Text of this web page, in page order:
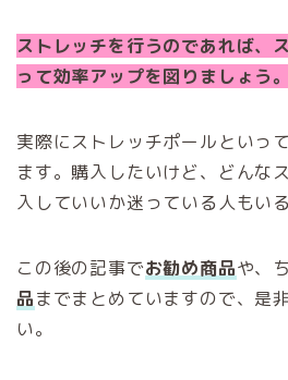
ストレッチを行うのであれば、
って効率アップを図りましょう。
実際にストレッチポールといっ
ます。購入したいけど、どんな
入していいか迷っている人もい
この後の記事でお勧め商品や、
品までまとめていますので、是
い。